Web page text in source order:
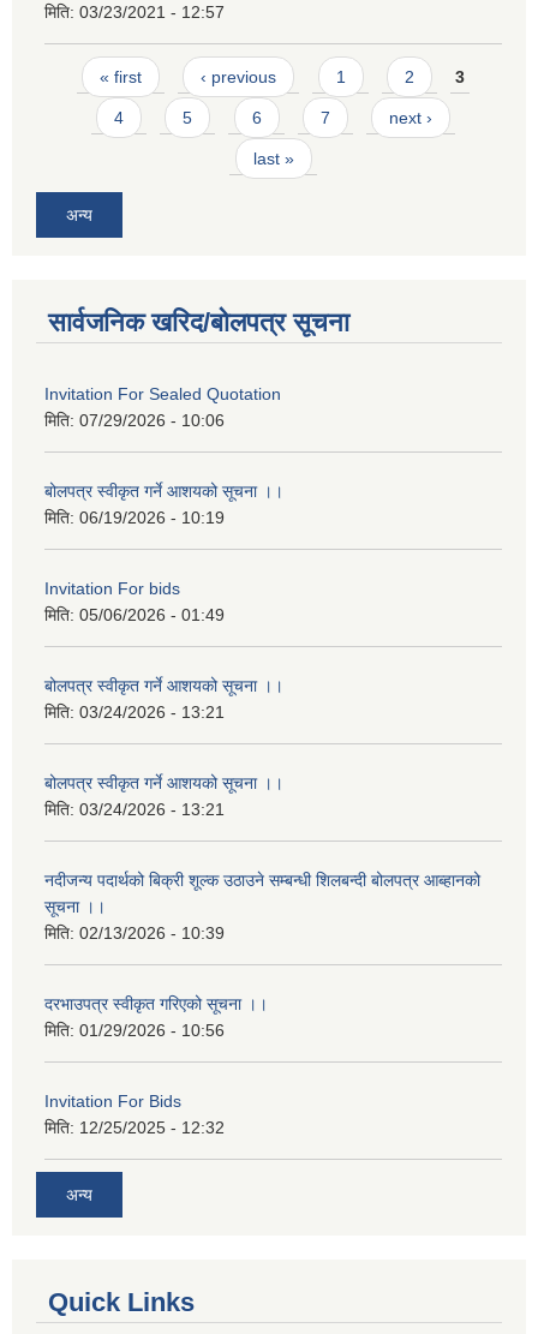
मिति: 03/23/2021 - 12:57
Pages
« first ‹ previous 1 2 3
4 5 6 7 next ›
last »
अन्य
सार्वजनिक खरिद/बोलपत्र सूचना
Invitation For Sealed Quotation
मिति: 07/29/2026 - 10:06
बोलपत्र स्वीकृत गर्ने आशयको सूचना ।।
मिति: 06/19/2026 - 10:19
Invitation For bids
मिति: 05/06/2026 - 01:49
बोलपत्र स्वीकृत गर्ने आशयको सूचना ।।
मिति: 03/24/2026 - 13:21
बोलपत्र स्वीकृत गर्ने आशयको सूचना ।।
मिति: 03/24/2026 - 13:21
नदीजन्य पदार्थको बिक्री शूल्क उठाउने सम्बन्धी शिलबन्दी बोलपत्र आब्हानको
सूचना ।।
मिति: 02/13/2026 - 10:39
दरभाउपत्र स्वीकृत गरिएको सूचना ।।
मिति: 01/29/2026 - 10:56
Invitation For Bids
मिति: 12/25/2025 - 12:32
अन्य
Quick Links